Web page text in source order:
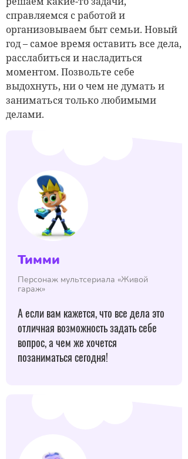
справляемся с работой и
организовываем быт семьи. Новый
год – самое время оставить все дела,
расслабиться и насладиться
моментом. Позвольте себе
выдохнуть, ни о чем не думать и
заниматься только любимыми
делами.
Тимми
Персонаж мультсериала «Живой
гараж»
А если вам кажется, что все дела это
отличная возможность задать себе
вопрос, а чем же хочется
позаниматься сегодня!